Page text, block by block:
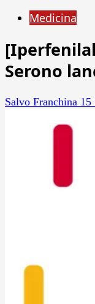
Medicina
Serono
Salvo Franchina 15